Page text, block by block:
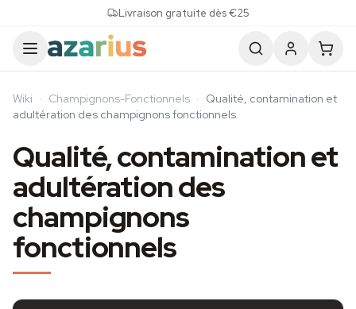
Livraison gratuite dès €25
Wiki · Champignons-Fonctionnels · Qualité, contamination et
adultération des champignons fonctionnels
Qualité, contamination et
adultération des
champignons
fonctionnels